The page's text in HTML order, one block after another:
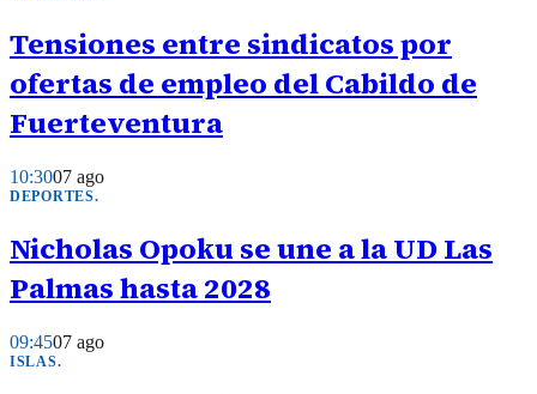
Tensiones entre sindicatos por
ofertas de empleo del Cabildo de
Fuerteventura
10:3007 ago
DEPORTES.
Nicholas Opoku se une a la UD Las
Palmas hasta 2028
09:4507 ago
ISLAS.